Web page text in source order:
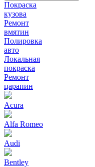
Покраска
кузова
Ремонт
вмятин
Полировка
авто
Локальная
покраска
Ремонт
царапин
Acura
Alfa Romeo
Audi
Bentley